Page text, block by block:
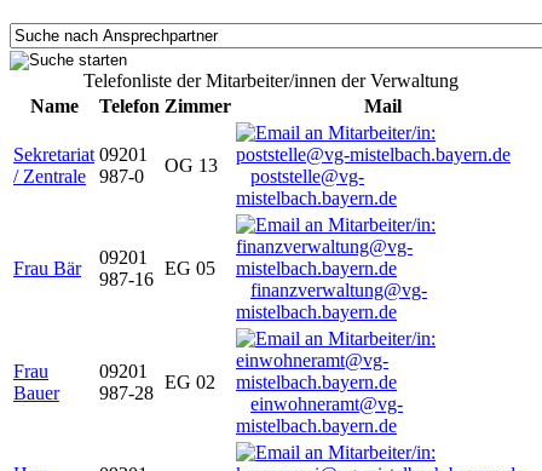
Telefonliste der Mitarbeiter/innen der Verwaltung
Name
Telefon Zimmer Mail
Sekretariat
/ Zentrale
09201
987-0
OG 13
poststelle@vg-
mistelbach.bayern.de
Frau Bär
09201
987-16
EG 05
finanzverwaltung@vg-
mistelbach.bayern.de
Frau
Bauer
09201
987-28
EG 02
einwohneramt@vg-
mistelbach.bayern.de